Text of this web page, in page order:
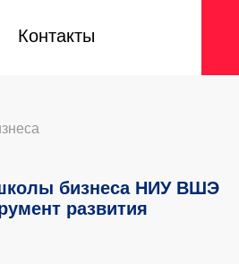
Контакты
Контакты
бизнеса НИУ ВШЭ
развития